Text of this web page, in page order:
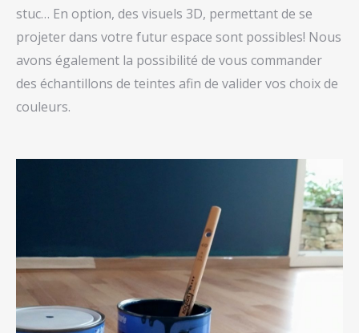
stuc… En option, des visuels 3D, permettant de se
projeter dans votre futur espace sont possibles! Nous
avons également la possibilité de vous commander
des échantillons de teintes afin de valider vos choix de
couleurs.